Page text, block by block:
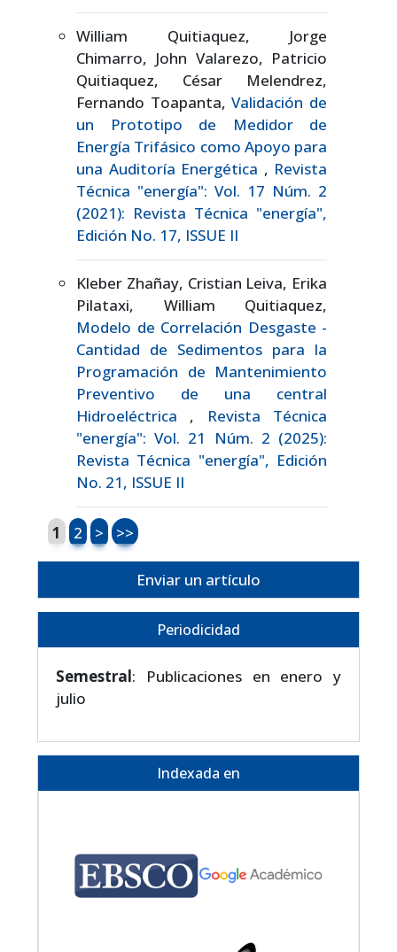
William Quitiaquez, Jorge
Chimarro, John Valarezo, Patricio
Quitiaquez, César Melendrez,
Fernando Toapanta,Validación de
un Prototipo de Medidor de
Energía Trifásico como Apoyo para
una Auditoría Energética , Revista
Técnica "energía": Vol. 17 Núm. 2
(2021): Revista Técnica "energía",
Edición No. 17, ISSUE II
Kleber Zhañay, Cristian Leiva, Erika
Pilataxi, William Quitiaquez,
Modelo de Correlación Desgaste -
Cantidad de Sedimentos para la
Programación de Mantenimiento
Preventivo de una central
Hidroeléctrica ,
Revista Técnica
"energía": Vol. 21 Núm. 2 (2025):
Revista Técnica "energía", Edición
No. 21, ISSUE II
1 2 > >>
Enviar un artículo
Periodicidad
Semestral: Publicaciones en enero y
julio
Indexada en